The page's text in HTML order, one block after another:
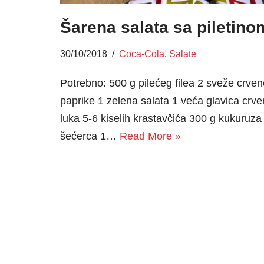
Šarena salata sa
30/10/2018 Coca-Cola, Salate
Potrebno: 500 g pilećeg filea 2 sveže
paprike 1 zelena salata 1 veća glavica
luka 5-6 kiselih krastavčića 300 g kukuruza
šećerca 1… Read More »